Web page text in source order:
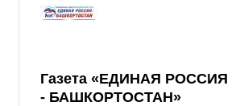
Газета «ЕДИНАЯ РОССИЯ
- БАШКОРТОСТАН»